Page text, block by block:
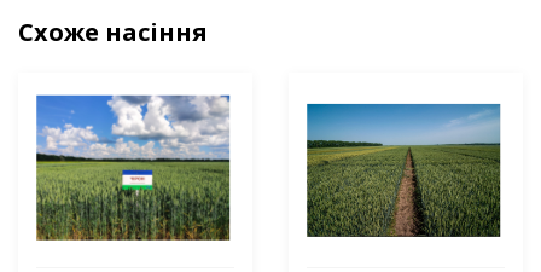
Схоже насіння